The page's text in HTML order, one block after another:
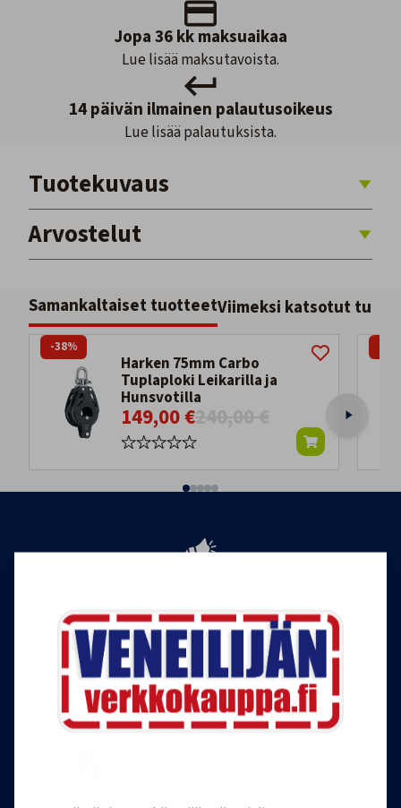
Jopa 36 kk maksuaikaa
Lue lisää maksutavoista.
14 päivän ilmainen palautusoikeus
Lue lisää palautuksista.
Tuotekuvaus
Arvostelut
Samankaltaiset tuotteetViimeksi katsotut
Harken 75mm Carbo
Tuplaploki Leikarilla ja
Hunsvotilla
149,00 €240,00 €
-38%
Liity Veneilijän Verkkokaupan uutiskirjeen
tilaajaksi, ja saat jatkossa tietoa veneilystä,
uutuustuotteista ja ajankohtaisista tarjouksista
ensimmäisten joukossa. Lähetämme 1-4
uutiskirjettä kuukaudessa. Voit perua uutiskirjeen
tilauksen milloin tahansa.